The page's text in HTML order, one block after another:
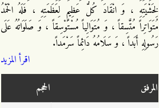
لِخَشْيَتِهِ ، وَ انْقَادَ كُلُّ عَظِيمٍ لِعَظَمَتِهِ ، فَلَهُ الْحَمْدُ
مُتَوَاتِراً مُتَّسِقاً ، وَ مُتَوَالِياً مُسْتَوْسِقاً ، وَ صَلَوَاتُهُ عَلَى
رَسُولِهِ أَبَداً ، وَ سَلَامُهُ دَائِماً سَرْمَداً.
اقرأ المزيد
المرفق
الحجم